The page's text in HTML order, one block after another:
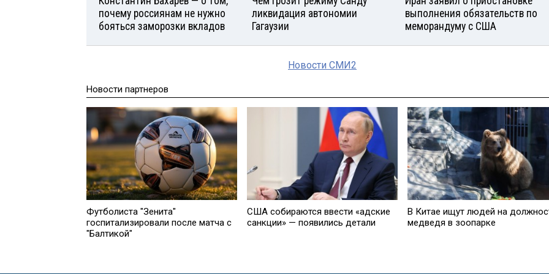
почему россиянам не нужно
бояться заморозки вкладов
ликвидация автономии
Гагаузии
выполнения обязательств по
меморандуму с США
Новости СМИ2
Новости партнеров
Футболиста "Зенита"
госпитализировали после матча с
"Балтикой"
США собираются ввести «адские
санкции» — появились детали
В Китае ищут людей на
медведя в зоопарке